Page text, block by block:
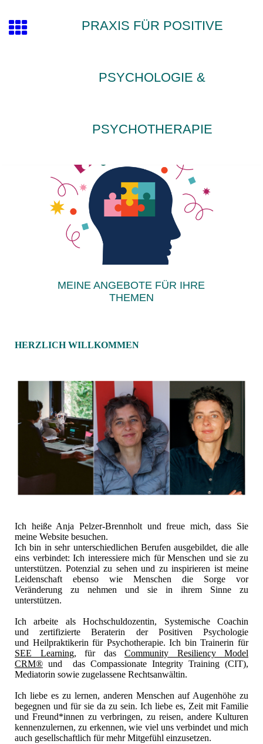
PRAXIS FÜR POSITIVE
PSYCHOLOGIE &
PSYCHOTHERAPIE
MEINE ANGEBOTE FÜR IHRE
THEMEN
HERZLICH WILLKOMMEN
Ich heiße Anja Pelzer-Brennholt und freue mich, dass Sie
meine Website besuchen.
Ich bin in sehr unterschiedlichen Berufen ausgebildet, die alle
eins verbindet: Ich interessiere mich für Menschen und sie zu
unterstützen. Potenzial zu sehen und zu inspirieren ist meine
Leidenschaft ebenso wie Menschen die Sorge vor
Veränderung zu nehmen und sie in ihrem Sinne zu
unterstützen.
Ich arbeite als Hochschuldozentin, Systemische Coachin
undzertifizierte Beraterin der Positiven Psychologie
und Heilpraktikerin für Psychotherapie. Ich bin Trainerin für
SEE Learning, für das Community Resiliency Model
CRM® und das Compassionate Integrity Training (CIT),
Mediatorin sowie zugelassene Rechtsanwältin.
Ich liebe es zu lernen, anderen Menschen auf Augenhöhe zu
begegnen und für sie da zu sein. Ich liebe es, Zeit mit Familie
und Freund*innen zu verbringen, zu reisen, andere Kulturen
kennenzulernen, zu erkennen, wie viel uns verbindet und mich
auch gesellschaftlich für mehr Mitgefühl einzusetzen.